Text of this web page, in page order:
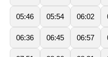
05:46 05:54 06:02
06:36 06:45 06:57